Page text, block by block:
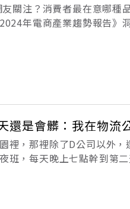
關注？消費者最在意哪種
年電商產業趨勢報告》
還是會髒：我在物流
裡，那裡除了D公司以外
班，每天晚上七點幹到第